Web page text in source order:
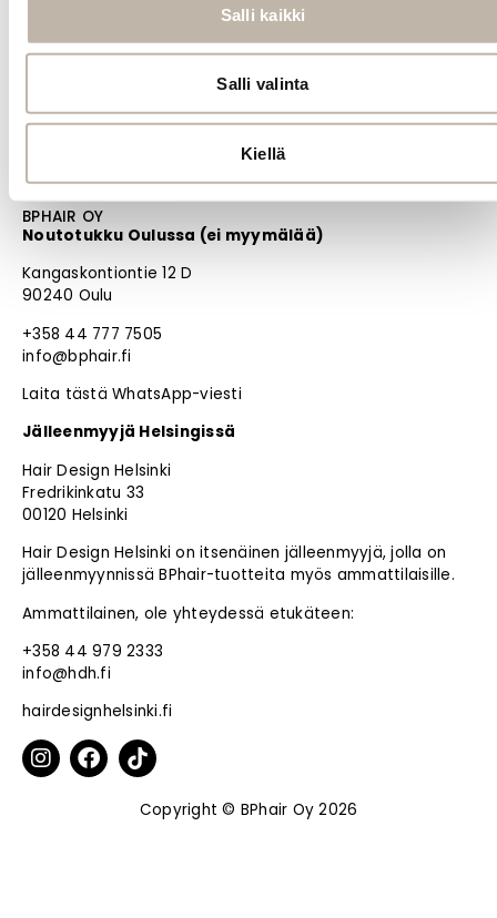
Salli kaikki
Salli valinta
Kiellä
Blogi
Materiaalipankki
BPHAIR OY
Noutotukku Oulussa (ei myymälää)
Kangaskontiontie 12 D
90240 Oulu
+358 44 777 7505
info@bphair.fi
Laita tästä WhatsApp-viesti
Jälleenmyyjä Helsingissä
Hair Design Helsinki
Fredrikinkatu 33
00120 Helsinki
Hair Design Helsinki on itsenäinen jälleenmyyjä, jolla on
jälleenmyynnissä BPhair-tuotteita myös ammattilaisille.
Ammattilainen, ole yhteydessä etukäteen:
+358 44 979 2333
info@hdh.fi
hairdesignhelsinki.fi
Copyright © BPhair Oy 2026